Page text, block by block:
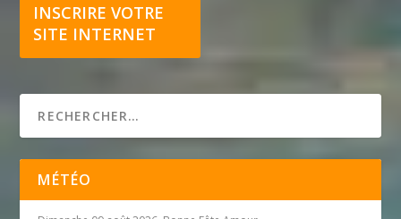
INSCRIRE VOTRE
SITE INTERNET
MÉTÉO